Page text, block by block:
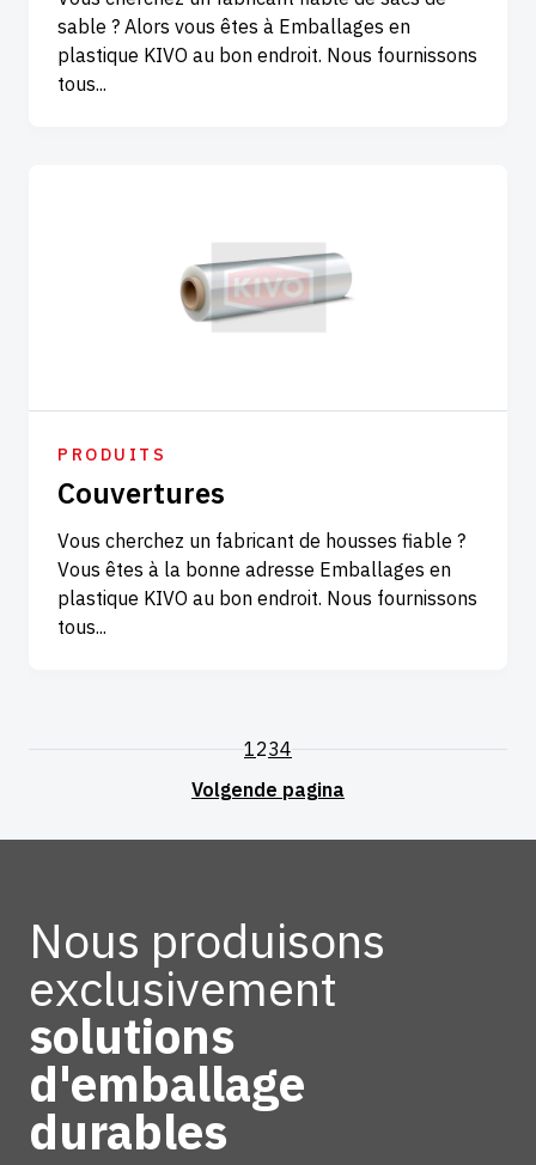
sable ? Alors vous êtes à Emballages en
plastique KIVO au bon endroit. Nous fournissons
tous...
PRODUITS
Couvertures
Vous cherchez un fabricant de housses fiable ?
Vous êtes à la bonne adresse Emballages en
plastique KIVO au bon endroit. Nous fournissons
tous...
1234
Nous produisons
exclusivement
solutions
d'emballage
durables